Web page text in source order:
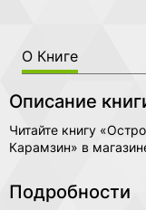
О Книге
Описание
Читайте книгу
Карамзин» в
Подробности